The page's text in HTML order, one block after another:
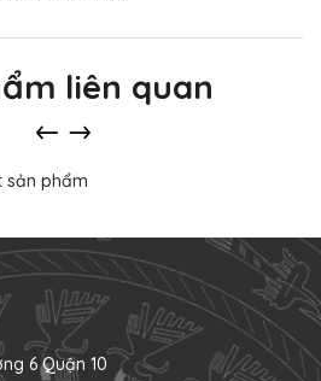
liên quan
sản phẩm
6 Quận 10